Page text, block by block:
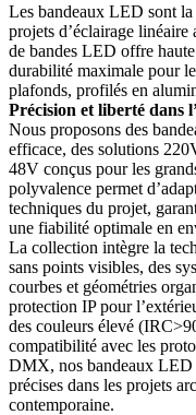
Les bandeaux LED sont
projets d’éclairage
de bandes LED offre
durabilité maximale pour
plafonds, profilés en
Précision et liberté dans
Nous proposons des
efficace, des solutions
48V conçus pour les
polyvalence permet
techniques du projet,
une fiabilité optimale en
La collection intègre la
sans points visibles, des
courbes et géométries
protection IP pour
des couleurs élevé
compatibilité avec les
DMX, nos bandeaux LED
précises dans les projets
contemporaine.